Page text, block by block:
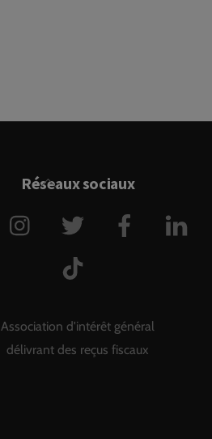
Back
Top
Réseaux sociaux
YouTube Instagram Twitter Facebook
Association d'intérêt général
délivrant des reçus fiscaux